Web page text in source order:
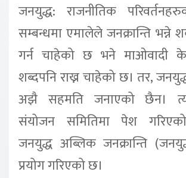
जनयुद्ध: राजनीतिक
सम्बन्धमा एमालेले जनक्रान्ति भन्ने
गर्न चाहेको छ भने माओवादी
शब्दपनि राख्न चाहेको छ। तर,
अझै सहमति जनाएको छैन।
संयोजन समितिमा पेश
जनयुद्ध अब्लिक जनक्रान्ति
प्रयोग गरिएको छ।